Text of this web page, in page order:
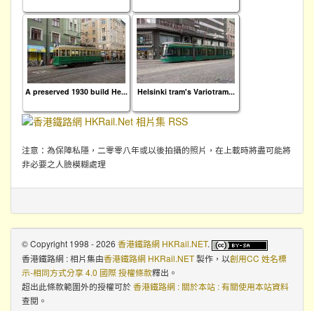
A preserved 1930 build He... Helsinki tram's Variotram...
注意：為保障私隱，二零零八年或以後拍攝的照片，在上載時將盡可能將
非必要之人臉模糊處理
© Copyright 1998 - 2026 香港鐵路網 HKRail.NET.
香港鐵路網 : 相片集由香港鐵路網 HKRail.NET製作，以創用CC 姓名標
示-相同方式分享 4.0 國際 授權條款釋出。
超出此條款範圍外的授權可於香港鐵路網 : 關於本站 : 有關使用本站資料
查閱。